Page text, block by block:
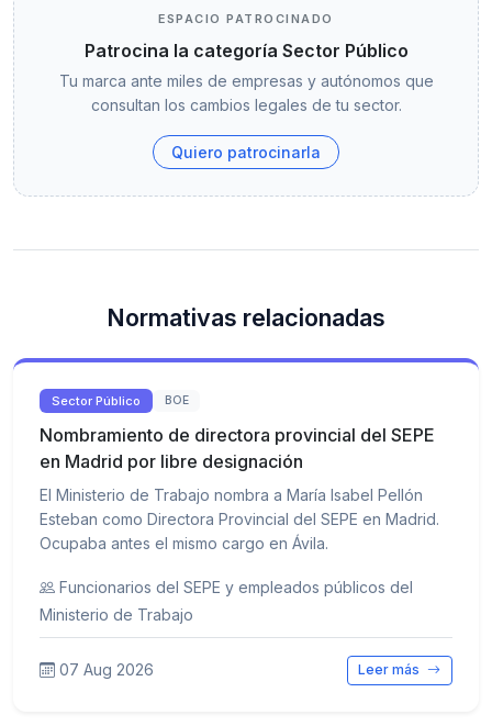
ESPACIO PATROCINADO
Patrocina la categoría Sector Público
Tu marca ante miles de empresas y autónomos que
consultan los cambios legales de tu sector.
Quiero patrocinarla
Normativas relacionadas
Sector Público BOE
Nombramiento de directora provincial del SEPE
en Madrid por libre designación
El Ministerio de Trabajo nombra a María Isabel Pellón
Esteban como Directora Provincial del SEPE en Madrid.
Ocupaba antes el mismo cargo en Ávila.
Funcionarios del SEPE y empleados públicos del
Ministerio de Trabajo
07 Aug 2026 Leer más